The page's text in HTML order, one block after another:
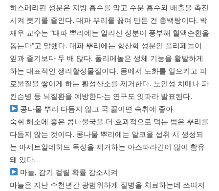
히스페리핀 성분은 지방 흡수를 막고 수분 흡수와 배출을 촉진
시켜 붓기를 줄인다. 대파 뿌리를 끓여 만든 건 총백탕이다. 박
재우 교수는 “대파 뿌리에는 알리신 성분이 풍부해 혈액순환을
돕는다”고 말했다. 대파 뿌리에는 항산화 성분인 폴리페놀이
잎과 줄기보다 두 배 많다. 폴리페놀은 생체 기능을 활발하게
하는 대표적인 생리활성물질이다. 몸에서 노화를 일으키고 피
로물질을 쌓이게 하는 활성산소를 제거한다. 노인성 치매나 파
킨슨병 등 뇌질환을 예방한다는 연구도 잇따라 발표된다.
콩나물 뿌리 다듬지 않고 국 끓이면 숙취에 좋아
숙취 해소에 좋은 콩나물국을 더 효과적으로 먹는 법은 뿌리를
다듬지 않는 것이다. 콩나물 뿌리에는 알코올 섭취 시 생성되
는 아세트알데히드 독성을 제거하는 아스파라긴이 많이 함유
돼 있다.
마늘, 감기 걸릴 확률 감소시켜
마늘은 지난 수천년간 광범위하게 질병을 치료하는데 쓰여져